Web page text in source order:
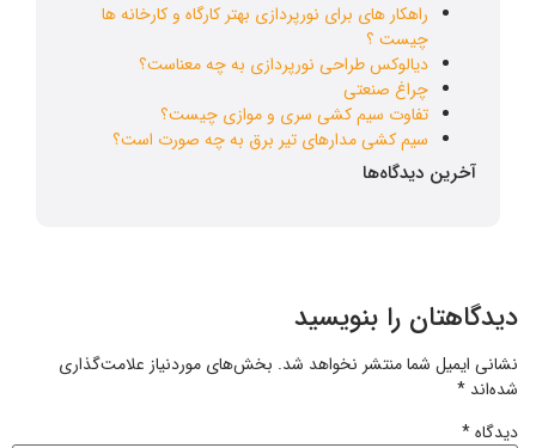
راهکار های برای نورپردازی بهتر کارگاه و کارخانه ها
چیست ؟
دیالوکس طراحی نورپردازی به چه معناست؟
چراغ صنعتی
تفاوت سیم کشی سری و موازی چیست؟
سیم کشی مدارهای تیر برق به چه صورت است؟
آخرین دیدگاه‌ها
دیدگاهتان را بنویسید
نشانی ایمیل شما منتشر نخواهد شد. بخش‌های موردنیاز علامت‌گذاری
شده‌اند *
دیدگاه*